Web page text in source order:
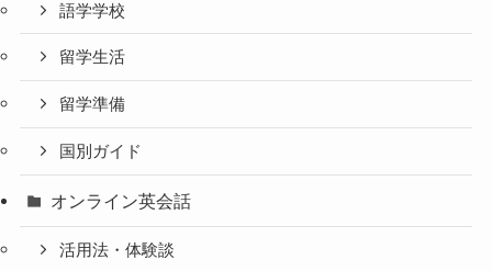
語学学校
留学生活
留学準備
国別ガイド
オンライン英会話
活用法・体験談